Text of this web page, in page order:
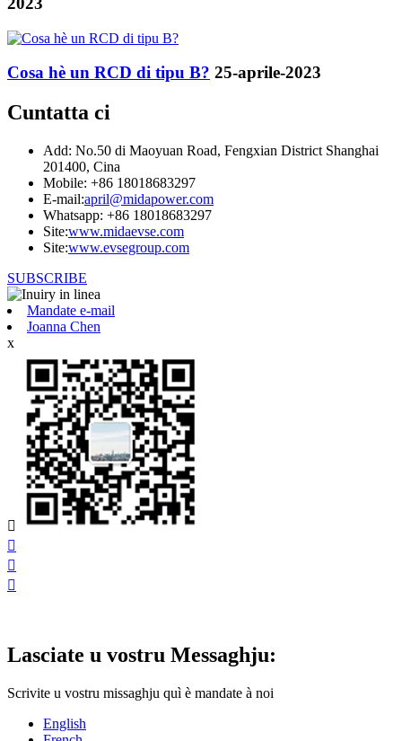
Cosa hè un RCD di tipu B? 25-aprile-2023
Cuntatta ci
Add: No.50 di Maoyuan Road, Fengxian District Shanghai
201400, Cina
Mobile: +86 18018683297
E-mail:april@midapower.com
Whatsapp: +86 18018683297
Site:www.midaevse.com
Site:www.evsegroup.com
SUBSCRIBE
Mandate e-mail
Joanna Chen
x




Lasciate u vostru Messaghju:
Scrivite u vostru missaghju quì è mandate à noi
English